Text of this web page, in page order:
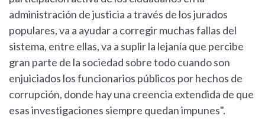
administración de justicia a través de los jurados
populares, va a ayudar a corregir muchas fallas del
sistema, entre ellas, va a suplir la lejanía que percibe
gran parte de la sociedad sobre todo cuando son
enjuiciados los funcionarios públicos por hechos de
corrupción, donde hay una creencia extendida de que
esas investigaciones siempre quedan impunes".